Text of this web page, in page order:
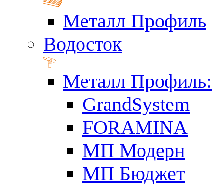
Металл Профиль
Водосток
Металл Профиль:
GrandSystem
FORAMINA
МП Модерн
МП Бюджет